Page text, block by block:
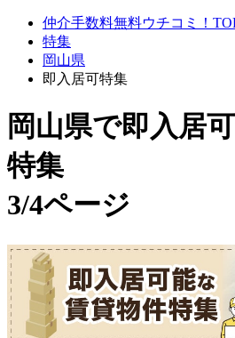
仲介手数料無料ウチコミ！
特集
岡山県
即入居可特集
岡山県で即入居可
特集
3/4ページ